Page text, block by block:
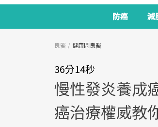
防癌 減
良醫 健康問良醫
36分14秒
慢性發炎養成
癌治療權威教